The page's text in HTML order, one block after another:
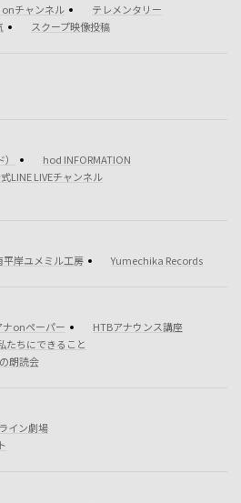
onチャンネル
テレメンタリー
スクープ映像投稿
hod INFORMATION
LINE LIVEチャンネル
平岸ユメミル工房 Yumechika Records
ナonペーパー
HTBアナウンス講座
たちにできること
朗読会
イン劇場